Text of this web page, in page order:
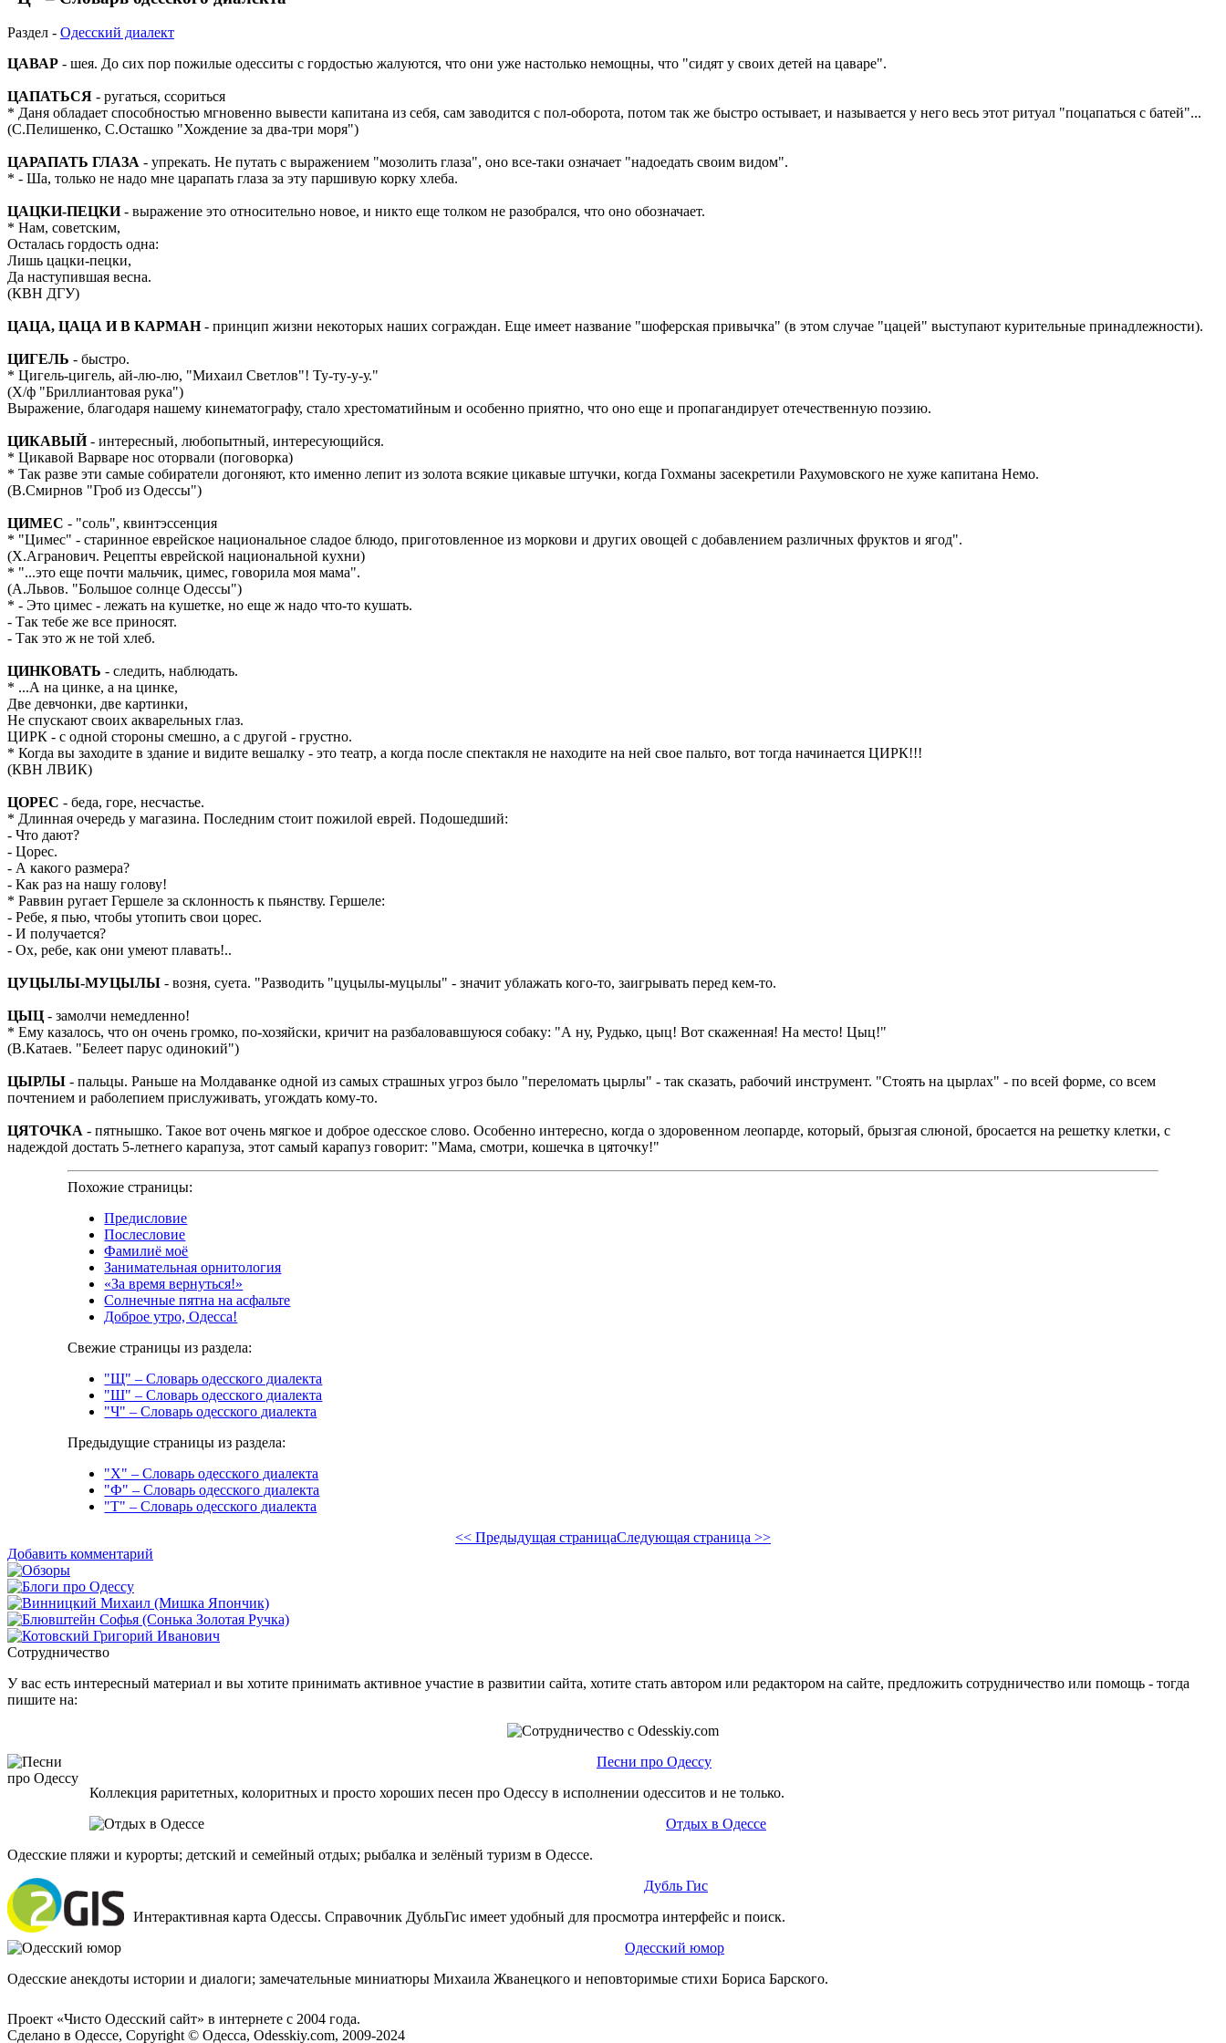
Раздел - Одесский диалект
ЦАВАР - шея. До сих пор пожилые одесситы с гордостью жалуются, что они уже настолько немощны, что "сидят у своих детей на цаваре".
ЦАПАТЬСЯ - ругаться, ссориться
* Даня обладает способностью мгновенно вывести капитана из себя, сам заводится с пол-оборота, потом так же быстро остывает, и называется у него весь этот ритуал "поцапаться с батей"...
(С.Пелишенко, С.Осташко "Хождение за два-три моря")
ЦАРАПАТЬ ГЛАЗА - упрекать. Не путать с выражением "мозолить глаза", оно все-таки означает "надоедать своим видом".
* - Ша, только не надо мне царапать глаза за эту паршивую корку хлеба.
ЦАЦКИ-ПЕЦКИ- выражение это относительно новое, и никто еще толком не разобрался, что оно обозначает.
* Нам, советским,
Осталась гордость одна:
Лишь цацки-пецки,
Да наступившая весна.
(КВН ДГУ)
ЦАЦА, ЦАЦА И В КАРМАН- принцип жизни некоторых наших сограждан. Еще имеет название "шоферская привычка" (в этом случае "цацей" выступают курительные принадлежности).
ЦИГЕЛЬ - быстро.
* Цигель-цигель, ай-лю-лю, "Михаил Светлов"! Ту-ту-у-у."
(Х/ф "Бриллиантовая рука")
Выражение, благодаря нашему кинематографу, стало хрестоматийным и особенно приятно, что оно еще и пропагандирует отечественную поэзию.
ЦИКАВЫЙ- интересный, любопытный, интересующийся.
* Цикавой Варваре нос оторвали (поговорка)
* Так разве эти самые собиратели догоняют, кто именно лепит из золота всякие цикавые штучки, когда Гохманы засекретили Рахумовского не хуже капитана Немо.
(В.Смирнов "Гроб из Одессы")
ЦИМЕС - "соль", квинтэссенция
* "Цимес" - старинное еврейское национальное сладое блюдо, приготовленное из моркови и других овощей с добавлением различных фруктов и ягод".
(Х.Агранович. Рецепты еврейской национальной кухни)
* "...это еще почти мальчик, цимес, говорила моя мама".
(А.Львов. "Большое солнце Одессы")
* - Это цимес - лежать на кушетке, но еще ж надо что-то кушать.
- Так тебе же все приносят.
- Так это ж не той хлеб.
ЦИНКОВАТЬ - следить, наблюдать.
* ...А на цинке, а на цинке,
Две девчонки, две картинки,
Не спускают своих акварельных глаз.
ЦИРК - с одной стороны смешно, а с другой - грустно.
* Когда вы заходите в здание и видите вешалку - это театр, а когда после спектакля не находите на ней свое пальто, вот тогда начинается ЦИРК!!!
(КВН ЛВИК)
ЦОРЕС - беда, горе, несчастье.
* Длинная очередь у магазина. Последним стоит пожилой еврей. Подошедший:
- Что дают?
- Цорес.
- А какого размера?
- Как раз на нашу голову!
* Раввин ругает Гершеле за склонность к пьянству. Гершеле:
- Ребе, я пью, чтобы утопить свои цорес.
- И получается?
- Ох, ребе, как они умеют плавать!..
ЦУЦЫЛЫ-МУЦЫЛЫ - возня, суета. "Разводить "цуцылы-муцылы" - значит ублажать кого-то, заигрывать перед кем-то.
ЦЫЦ- замолчи немедленно!
* Ему казалось, что он очень громко, по-хозяйски, кричит на разбаловавшуюся собаку: "А ну, Рудько, цыц! Вот скаженная! На место! Цыц!"
(В.Катаев. "Белеет парус одинокий")
ЦЫРЛЫ - пальцы. Раньше на Молдаванке одной из самых страшных угроз было "переломать цырлы" - так сказать, рабочий инструмент. "Стоять на цырлах" - по всей форме, со всем
почтением и раболепием прислуживать, угождать кому-то.
ЦЯТОЧКА - пятнышко. Такое вот очень мягкое и доброе одесское слово. Особенно интересно, когда о здоровенном леопарде, который, брызгая слюной, бросается на решетку клетки, с
надеждой достать 5-летнего карапуза, этот самый карапуз говорит: "Мама, смотри, кошечка в цяточку!"
Похожие страницы:
Предисловие
Послесловие
Фамилиё моё
Занимательная орнитология
«За время вернуться!»
Солнечные пятна на асфальте
Доброе утро, Одесса!
Свежие страницы из раздела:
"Щ" – Словарь одесского диалекта
"Ш" – Словарь одесского диалекта
"Ч" – Словарь одесского диалекта
Предыдущие страницы из раздела:
"Х" – Словарь одесского диалекта
"Ф" – Словарь одесского диалекта
"Т" – Словарь одесского диалекта
<< Предыдущая страницаСледующая страница >>
Добавить комментарий
Сотрудничество
У вас есть интересный материал и вы хотите принимать активное участие в развитии сайта, хотите стать автором или редактором на сайте, предложить сотрудничество или помощь - тогда
пишите на:
Песни про Одессу
Коллекция раритетных, колоритных и просто хороших песен про Одессу в исполнении одесситов и не только.
Отдых в Одессе
Одесские пляжи и курорты; детский и семейный отдых; рыбалка и зелёный туризм в Одессе.
Дубль Гис
Интерактивная карта Одессы. Справочник ДубльГис имеет удобный для просмотра интерфейс и поиск.
Одесский юмор
Одесские анекдоты истории и диалоги; замечательные миниатюры Михаила Жванецкого и неповторимые стихи Бориса Барского.
Проект «Чисто Одесский сайт» в интернете с 2004 года.
Сделано в Одессе, Copyright © Одесса, Odesskiy.com, 2009-2024